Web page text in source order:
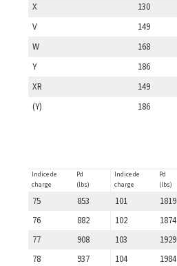
X
130
V
149
W
168
Y
186
XR
149
(Y)
186
Indice de
charge
Pd
(lbs)
75
853
76
882
77
908
78
937
Indice de
charge
Pd
(lbs)
101
1819
102
1874
103
1929
104
1984